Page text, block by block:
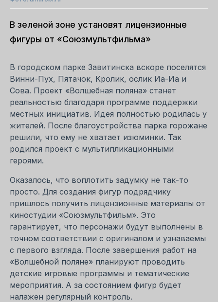
В зеленой зоне установят лицензионные
фигуры от «Союзмультфильма»
В городском парке Завитинска вскоре поселятся
Винни-Пух, Пятачок, Кролик, ослик Иа-Иа и
Сова. Проект «Волшебная поляна» станет
реальностью благодаря программе поддержки
местных инициатив. Идея полностью родилась у
жителей. После благоустройства парка горожане
решили, что ему не хватает изюминки. Так
родился проект с мультипликационными
героями.
Оказалось, что воплотить задумку не так-то
просто. Для создания фигур подрядчику
пришлось получить лицензионные материалы от
киностудии «Союзмультфильм». Это
гарантирует, что персонажи будут выполнены в
точном соответствии с оригиналом и узнаваемы
с первого взгляда. После завершения работ на
«Волшебной поляне» планируют проводить
детские игровые программы и тематические
мероприятия. А за состоянием фигур будет
налажен регулярный контроль.